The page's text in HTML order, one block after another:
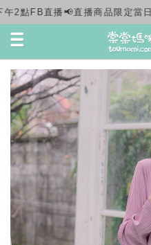
國內滿千免運快速出貨✨